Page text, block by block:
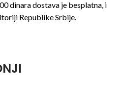
dinara dostava je besplatna, i
Republike Srbije.